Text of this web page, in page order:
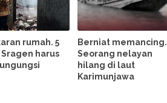
rumah. 5
harus
Berniat memancing.
Seorang nelayan
hilang di laut
Karimunjawa